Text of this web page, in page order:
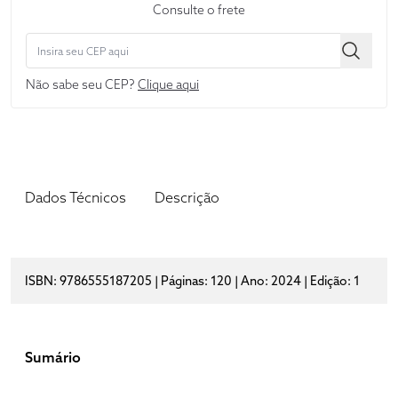
Consulte o frete
Não sabe seu CEP? Clique aqui
Dados Técnicos Descrição
ISBN: 9786555187205 | Páginas: 120 | Ano: 2024 | Edição: 1
Sumário